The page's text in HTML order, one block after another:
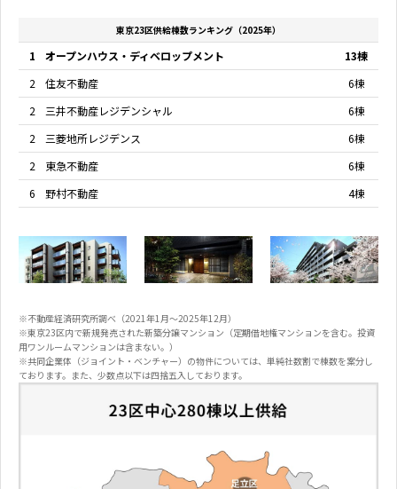
東京23区供給棟数ランキング（2025年）
1 オープンハウス・ディベロップメント
13棟
2
住友不動産
6棟
2
三井不動産レジデンシャル
6棟
2
三菱地所レジデンス
6棟
2
東急不動産
6棟
6
野村不動産 4棟
※不動産経済研究所調べ（2021年1月～2025年12月）
※東京23区内で新規発売された新築分譲マンション（定期借地権マンションを含む。投資
用ワンルームマンションは含まない。）
※共同企業体（ジョイント・ベンチャー）の物件については、単純社数割で棟数を案分し
ております。また、少数点以下は四捨五入しております。